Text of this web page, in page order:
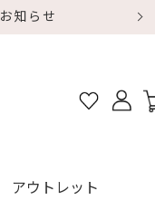
アウトレット